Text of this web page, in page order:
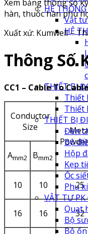
HỆ
Vật
HỆ
THIẾT BỊ
Thiết
Thiết
THIẾT BỊ
Đèn
Bộ
Hộp
Kẹp
Ốc
Phụ
VẬT TƯ PK
Quạt
Bộ
Bộ
Xem bảng thông số
hàn, thuốc hàn phù
Xuất xứ: Kumwell –
Thông Số
CC1 – Cable To
Conductor
Size
Amm2 Bmm2
10 10 25
16 16 32